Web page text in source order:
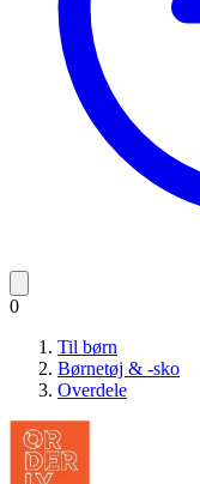
0
Til børn
Børnetøj & -sko
Overdele